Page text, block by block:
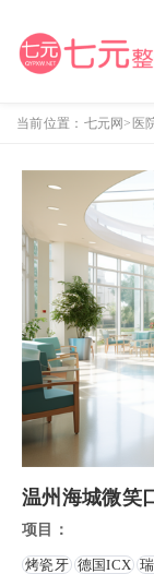
当前位置： 七元网>医
温州海城微笑
项目：
烤瓷牙 德国ICX